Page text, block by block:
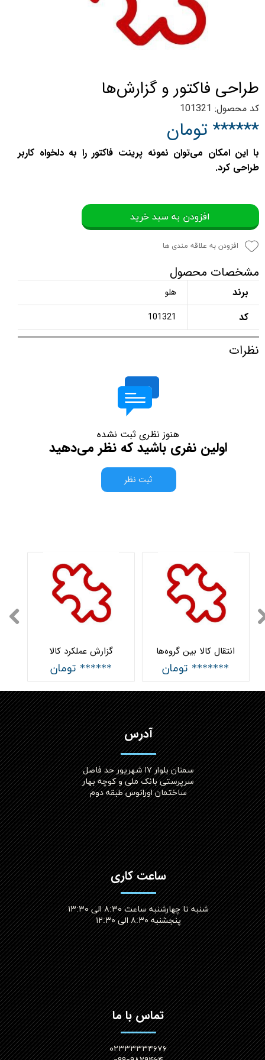
طراحی فاکتور و گزارش‌ها
کد محصول: 101321
****** تومان
با این امکان می‌توان نمونه پرینت فاکتور را به دلخواه کاربر
طراحی کرد.
افزودن به سبد خرید
افزودن به علاقه مندی ها
مشخصات محصول
برند هلو
کد 101321
نظرات
هنوز نظری ثبت نشده
اولین نفری باشید که نظر می‌دهید
ثبت نظر
گزارش عملکرد کالا
****** تومان
انتقال کالا بین گروه‌ها
******* تومان
آدرس
سمنان بلوار ۱۷ شهریور حد فاصل
سرپرستی بانک ملی و کوچه بهار
ساختمان اورانوس طبقه دوم
ساعت کاری
شنبه تا چهارشنبه ساعت ۸:۳۰ الی ۱۳:۳۰
پنجشنبه ۸:۳۰ الی ۱۲:۳۰​​​​​​​
تماس با ما
۰۲۳۳۳۳۳۴۶۷۶